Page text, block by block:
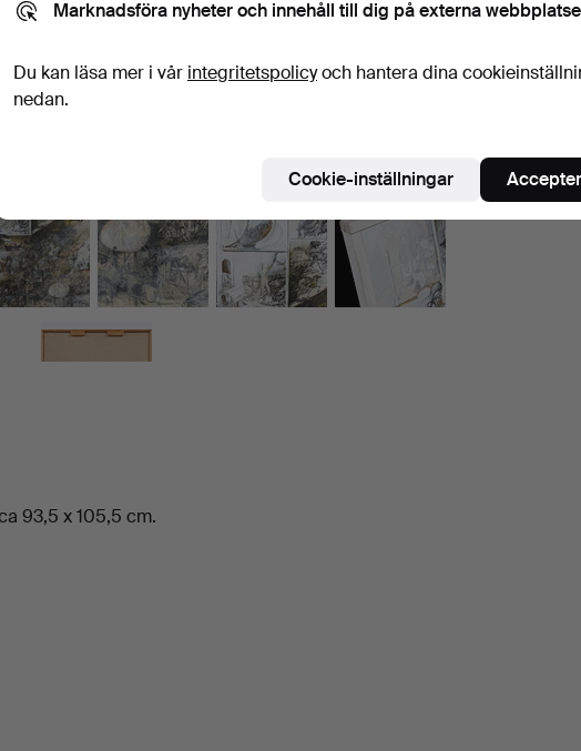
93,5 x 105,5 cm.
Marknadsföra nyheter och innehåll till dig på externa
Du kan läsa mer i vår integritetspolicyoch hantera dina
nedan.
Cookie-inställningar